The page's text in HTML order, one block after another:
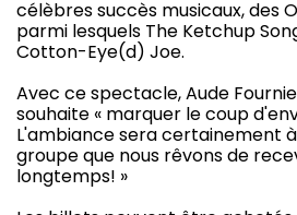
célèbres succès musicaux, des
parmi lesquels The Ketchup
Cotton-Eye(d) Joe.
Avec ce spectacle, Aude
souhaite « marquer le coup
L'ambiance sera certainement
groupe que nous rêvons de
longtemps! »